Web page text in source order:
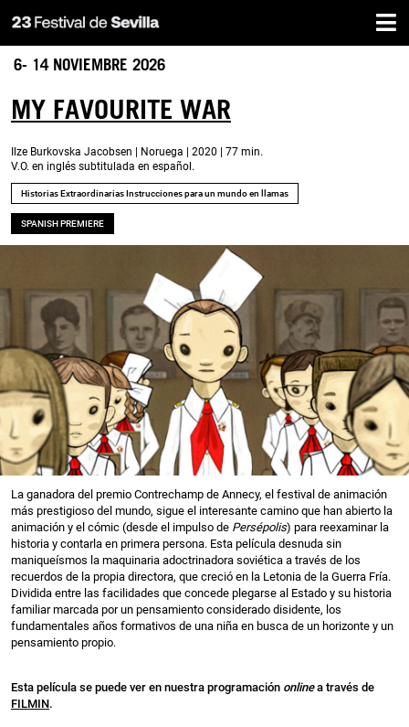
Pasar
al
contenido
6- 14 NOVIEMBRE 2026
Historias ExtraordinariasInstrucciones para un mundo en llamas
SPANISH PREMIERE
MY FAVOURITE WAR
Ilze Burkovska Jacobsen | Noruega | 2020 | 77 min.
V.O. en inglés subtitulada en español.
La ganadora del premio Contrechamp de Annecy, el festival de animación
más prestigioso del mundo, sigue el interesante camino que han abierto la
animación y el cómic (desde el impulso de Persépolis) para reexaminar la
historia y contarla en primera persona. Esta película desnuda sin
maniqueísmos la maquinaria adoctrinadora soviética a través de los
recuerdos de la propia directora, que creció en la Letonia de la Guerra Fría.
Dividida entre las facilidades que concede plegarse al Estado y su historia
familiar marcada por un pensamiento considerado disidente, los
fundamentales años formativos de una niña en busca de un horizonte y un
pensamiento propio.
Esta película se puede ver en nuestra programación onlinea través de
FILMIN.